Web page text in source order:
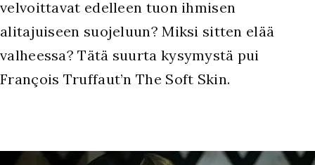
velvoittavat edelleen tuon ihmisen
alitajuiseen suojeluun? Miksi sitten elää
valheessa? Tätä suurta kysymystä pui
François Truffaut’n The Soft Skin.